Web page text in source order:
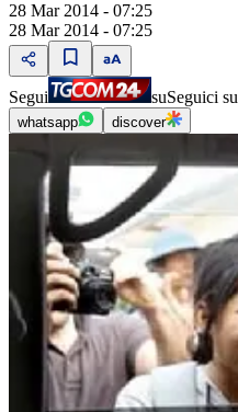
28 Mar 2014 - 07:25
28 Mar 2014 - 07:25
Segui suSeguici su
whatsapp discover